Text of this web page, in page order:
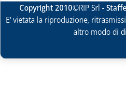
Copyright 2010©RIP Srl -
E' vietata la riproduzione,
altro modo di